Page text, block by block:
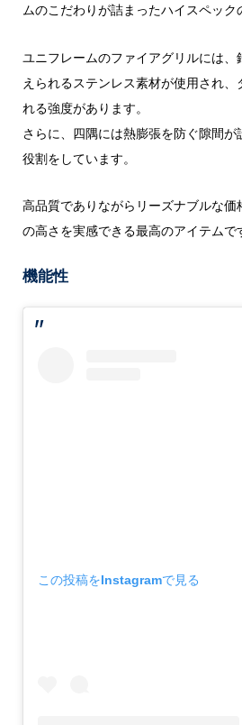
ムのこだわりが詰まったハイスペック
ユニフレームのファイアグリルには
えられるステンレス素材が使用され
れる強度があります。
さらに、四隅には熱膨張を防ぐ隙間
役割をしています。
高品質でありながらリーズナブルな
の高さを実感できる最高のアイテムで
機能性
この投稿をInstagramで見る